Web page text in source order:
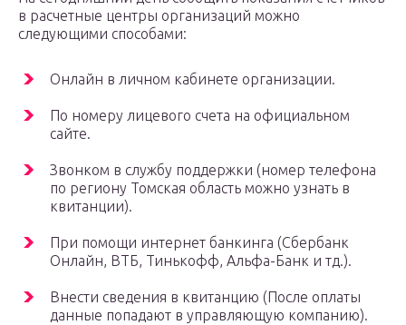
в расчетные центры организаций можно
следующими способами:
Онлайн в личном кабинете организации.
По номеру лицевого счета на официальном
сайте.
Звонком в службу поддержки (номер телефона
по региону Томская область можно узнать в
квитанции).
При помощи интернет банкинга (Сбербанк
Онлайн, ВТБ, Тинькофф, Альфа-Банк и тд.).
Внести сведения в квитанцию (После оплаты
данные попадают в управляющую компанию).